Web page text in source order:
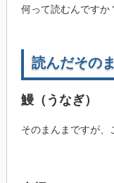
何って読むんですか
読んだその
鰻（うなぎ）
そのまんまですが、